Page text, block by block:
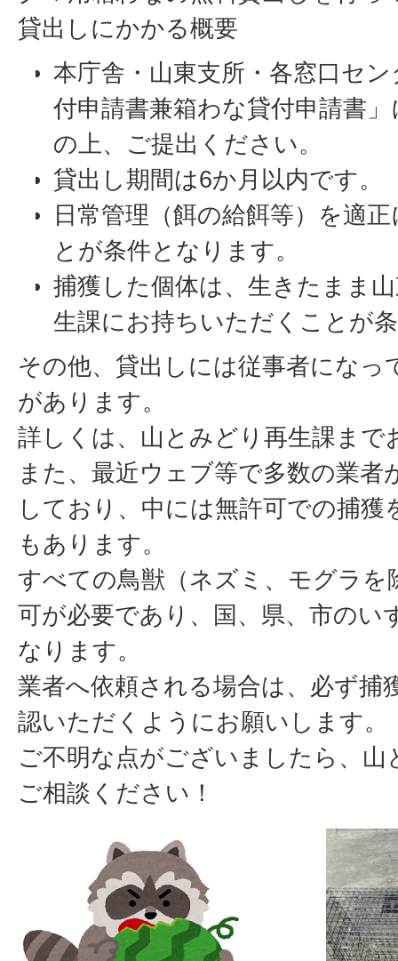
貸出しにかかる概要
本庁舎・山東支所・各窓口セ
付申請書兼箱わな貸付申請書
の上、ご提出ください。
貸出し期間は6か月以内です。
日常管理（餌の給餌等）を適
とが条件となります。
捕獲した個体は、生きたまま
生課にお持ちいただくことが
その他、貸出しには従事者になっ
があります。
詳しくは、山とみどり再生課まで
また、最近ウェブ等で多数の業者
しており、中には無許可での捕
もあります。
すべての鳥獣（ネズミ、モグラを
可が必要であり、国、県、市のい
なります。
業者へ依頼される場合は、必ず捕
認いただくようにお願いします。
ご不明な点がございましたら、山
ご相談ください！